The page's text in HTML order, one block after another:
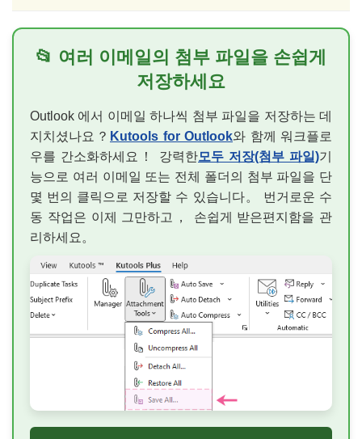
📂 여러 이메일의 첨부 파일을 손쉽게
저장하세요
Outlook 에서 이메일 하나씩 첨부 파일을 저장하는 데
지치셨나요？ Kutools for Outlook와 함께 워크플로
우를 간소화하세요！ 강력한모두 저장(첨부 파일)기
능으로 여러 이메일 또는 전체 폴더의 첨부 파일을 단
몇 번의 클릭으로 저장할 수 있습니다。 번거로운 수
동 작업은 이제 그만하고， 손쉽게 받은편지함을 관
리하세요。